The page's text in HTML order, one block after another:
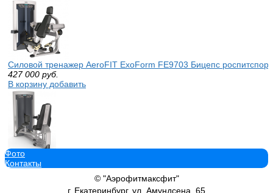
Силовой тренажер AeroFIT ExoForm FE9703 Бицепс роспитспорт
427 000 руб.
В корзину добавить
Силовой тренажер AeroFIT ExoForm FE9708 Сведение/
414 890 руб.
Фото
Контакты
© "Аэрофитмаксфит"
г. Екатеринбург, ул. Амундсена, 65